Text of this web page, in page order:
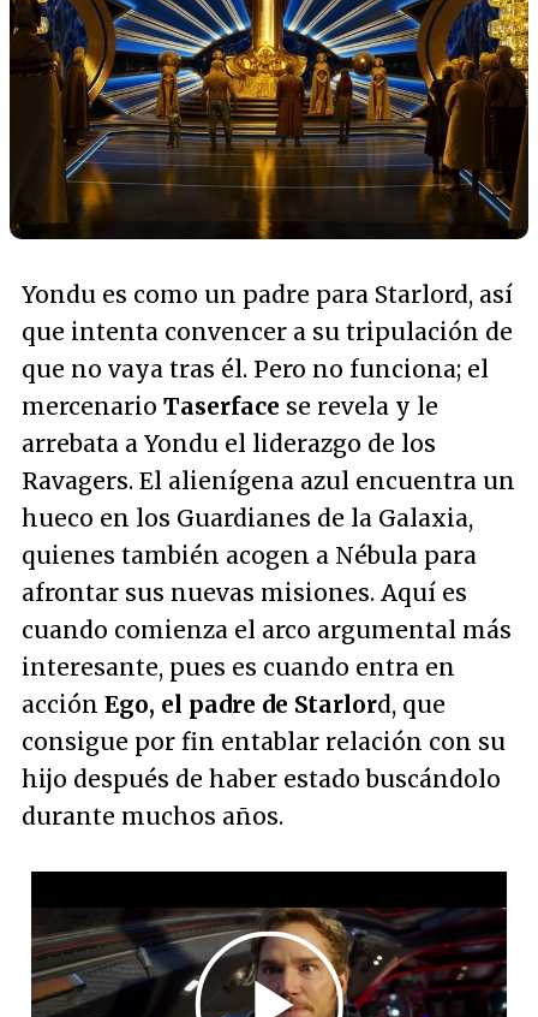
Yondu es como un padre para Starlord, así
que intenta convencer a su tripulación de
que no vaya tras él. Pero no funciona; el
mercenario Taserface se revela y le
arrebata a Yondu el liderazgo de los
Ravagers. El alienígena azul encuentra un
hueco en los Guardianes de la Galaxia,
quienes también acogen a Nébula para
afrontar sus nuevas misiones. Aquí es
cuando comienza el arco argumental más
interesante, pues es cuando entra en
acción Ego, el padre de Starlord, que
consigue por fin entablar relación con su
hijo después de haber estado buscándolo
durante muchos años.